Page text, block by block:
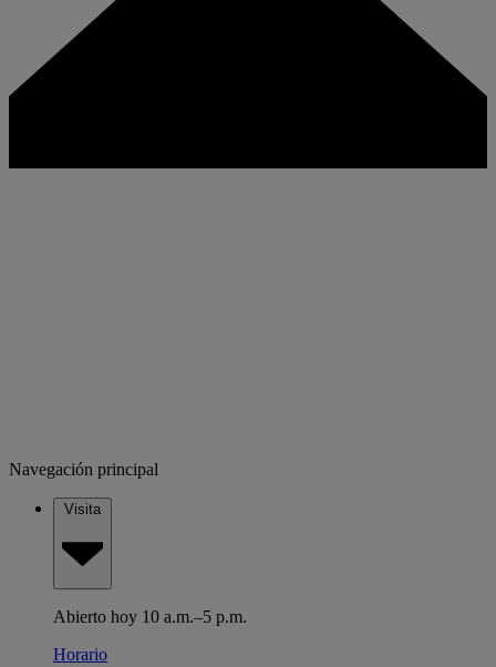
Navegación principal
Visita
Abierto hoy 10 a.m.–5 p.m.
Horario